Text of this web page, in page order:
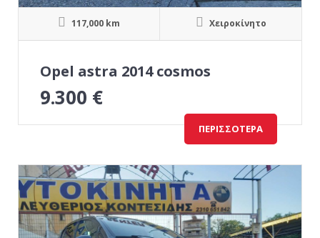
117,000 km Χειροκίνητο
Opel astra 2014 cosmos
9.300 €
ΠΕΡΙΣΣΌΤΕΡΑ